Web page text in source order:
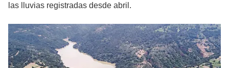
las lluvias registradas desde abril.